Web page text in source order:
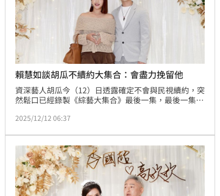
賴慧如談胡瓜不續約大集合：會盡力挽留他
資深藝人胡瓜今（12）日透露確定不會與民視續約，突
然鬆口已經錄製《綜藝大集合》最後一集，最後一集錄
超與高欣欣的婚禮談到此事，表示會盡力把瓜哥留下
2025/12/12 06:37